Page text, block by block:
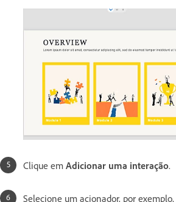
Clique em Adicionar uma interação.
Selecione um acionador, por exemplo,